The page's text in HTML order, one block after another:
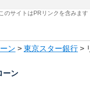
のサイトはPRリンクを含みます
ン > 東京スター銀行 >
ーン